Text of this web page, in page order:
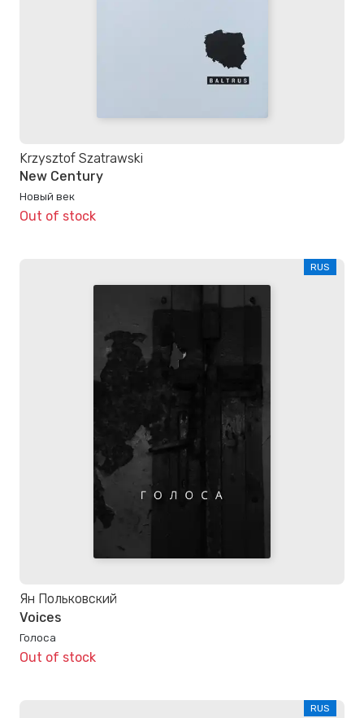
Krzysztof Szatrawski
New Century
Новый век
Out of stock
RUS
Ян Польковский
Voices
Голоса
Out of stock
RUS